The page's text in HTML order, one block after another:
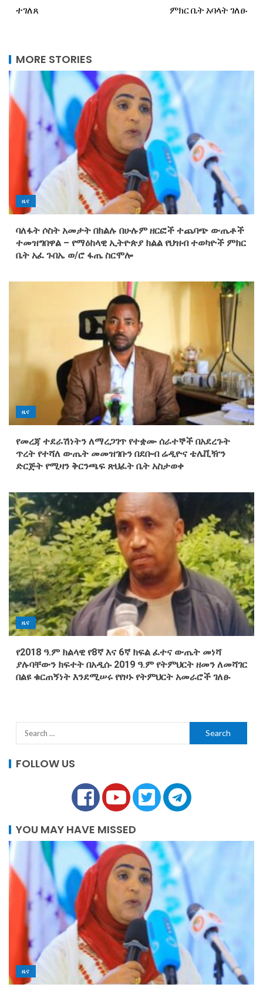
ተገለጸ ምክር ቤት አባላት ገለፁ
MORE STORIES
ዜና
ባለፋት ሶስት አመታት በክልሉ በሁሉም ዘርፎች ተጨባጭ ውጤቶች
ተመዝግበዋል – የማዕከላዊ ኢትዮጵያ ክልል የህዝብ ተወካዮች ምክር
ቤት አፈ ጉበኤ ወ/ሮ ፋጤ ስርሞሎ
ዜና
የመረጃ ተደራሽነትን ለማረጋገጥ የተቋሙ ሰራተኞች በአደረጉት
ጥረት የተሻለ ውጤት መመዝገቡን በደቡብ ሬዲዮና ቴሌቪዥን
ድርጅት የሚዛን ቅርንጫፍ ጽህፈት ቤት አስታወቀ
ዜና
የ2018 ዓ.ም ክልላዊ የ8ኛ እና 6ኛ ክፍል ፈተና ውጤት መነሻ
ያሉባቸውን ክፍተት በአዲሱ 2019 ዓ.ም የትምህርት ዘመን ለመሻገር
በልዩ ቁርጠኝነት እንደሚሠሩ የየዞኑ የትምህርት አመራሮች ገለፁ
FOLLOW US
YOU MAY HAVE MISSED
ዜና